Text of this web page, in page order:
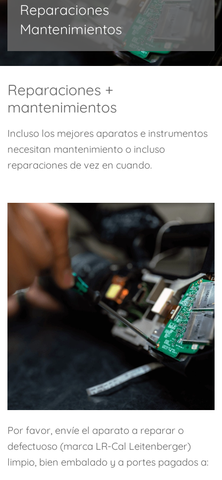
Reparaciones
Mantenimientos
Reparaciones +
mantenimientos
Incluso los mejores aparatos e instrumentos
necesitan mantenimiento o incluso
reparaciones de vez en cuando.
Por favor, envíe el aparato a reparar o
defectuoso (marca LR-Cal Leitenberger)
limpio, bien embalado y a portes pagados a: